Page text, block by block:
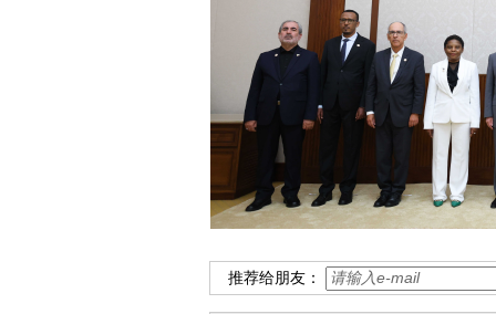
推荐给朋友：